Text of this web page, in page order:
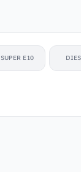
SUPER E10